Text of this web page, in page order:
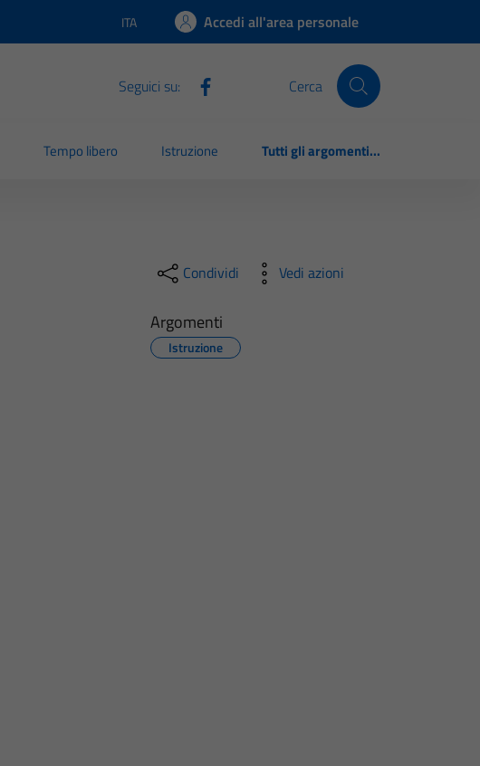
Lingua attiva:
ITA Accedi all'area personale
Seguici su: Cerca
Tempo libero Istruzione Tutti gli argomenti...
Condividi Vedi azioni
Argomenti
Istruzione